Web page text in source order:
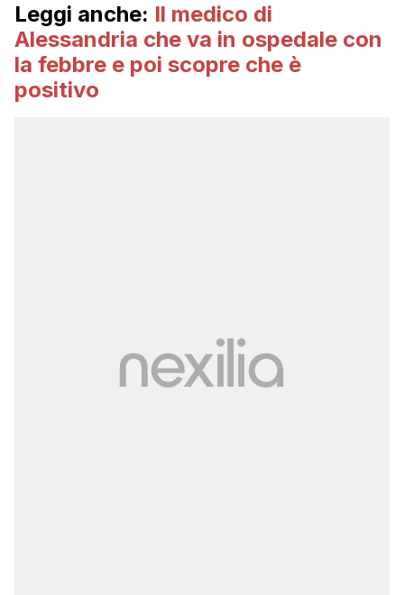
Leggi anche: Il medico di
Alessandria che va in ospedale con
la febbre e poi scopre che è
positivo